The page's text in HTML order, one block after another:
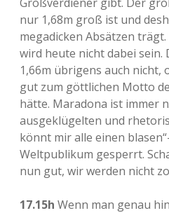
nur 1,68m groß ist und
megadicken Absätzen
wird heute nicht dabei sein.
1,66m übrigens auch nicht,
gut zum göttlichen Motto
hätte. Maradona ist immer
ausgeklügelten und
könnt mir alle einen
Weltpublikum gesperrt.
nun gut, wir werden nicht
17.15h Wenn man genau